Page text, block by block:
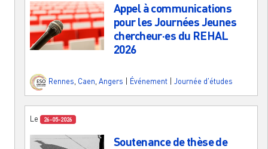
Appel à communications
pour les Journées Jeunes
chercheur·es du REHAL
2026
Rennes, Caen, Angers Événement Journée d'études
Le 26-05-2026
Soutenance de thèse de